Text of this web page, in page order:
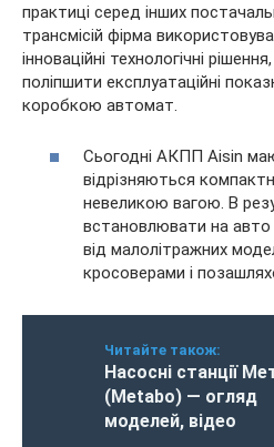
практиці серед інших
трансмісій фірма
інноваційні технологічні
поліпшити експлуатаційні
коробкою автомат.
Сьогодні АКПП Aisin
відрізняються
невеликою вагою. В
встановлювати на авто
від малолітражних
кросоверами і
Читайте також:
Насосні станції
(Metabo) — огляд
моделей, відео